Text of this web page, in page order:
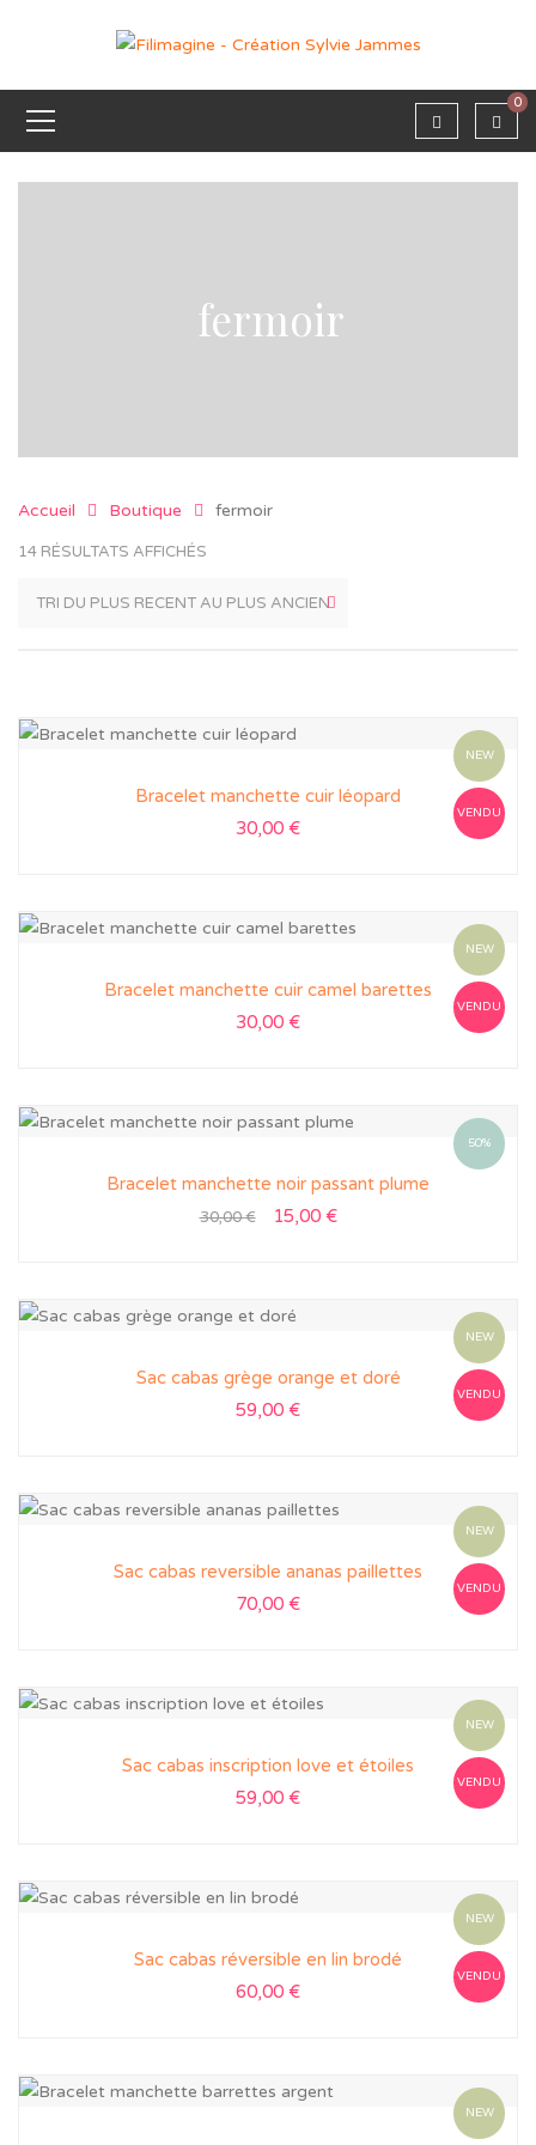
0
fermoir
Accueil Boutique fermoir
14 RÉSULTATS AFFICHÉS
NEW
VENDU
Bracelet manchette cuir léopard
30,00 €
NEW
VENDU
Bracelet manchette cuir camel barettes
30,00 €
50%
Bracelet manchette noir passant plume
30,00€ 15,00 €
NEW
VENDU
Sac cabas grège orange et doré
59,00 €
NEW
VENDU
Sac cabas reversible ananas paillettes
70,00 €
NEW
VENDU
Sac cabas inscription love et étoiles
59,00 €
NEW
VENDU
Sac cabas réversible en lin brodé
60,00 €
NEW